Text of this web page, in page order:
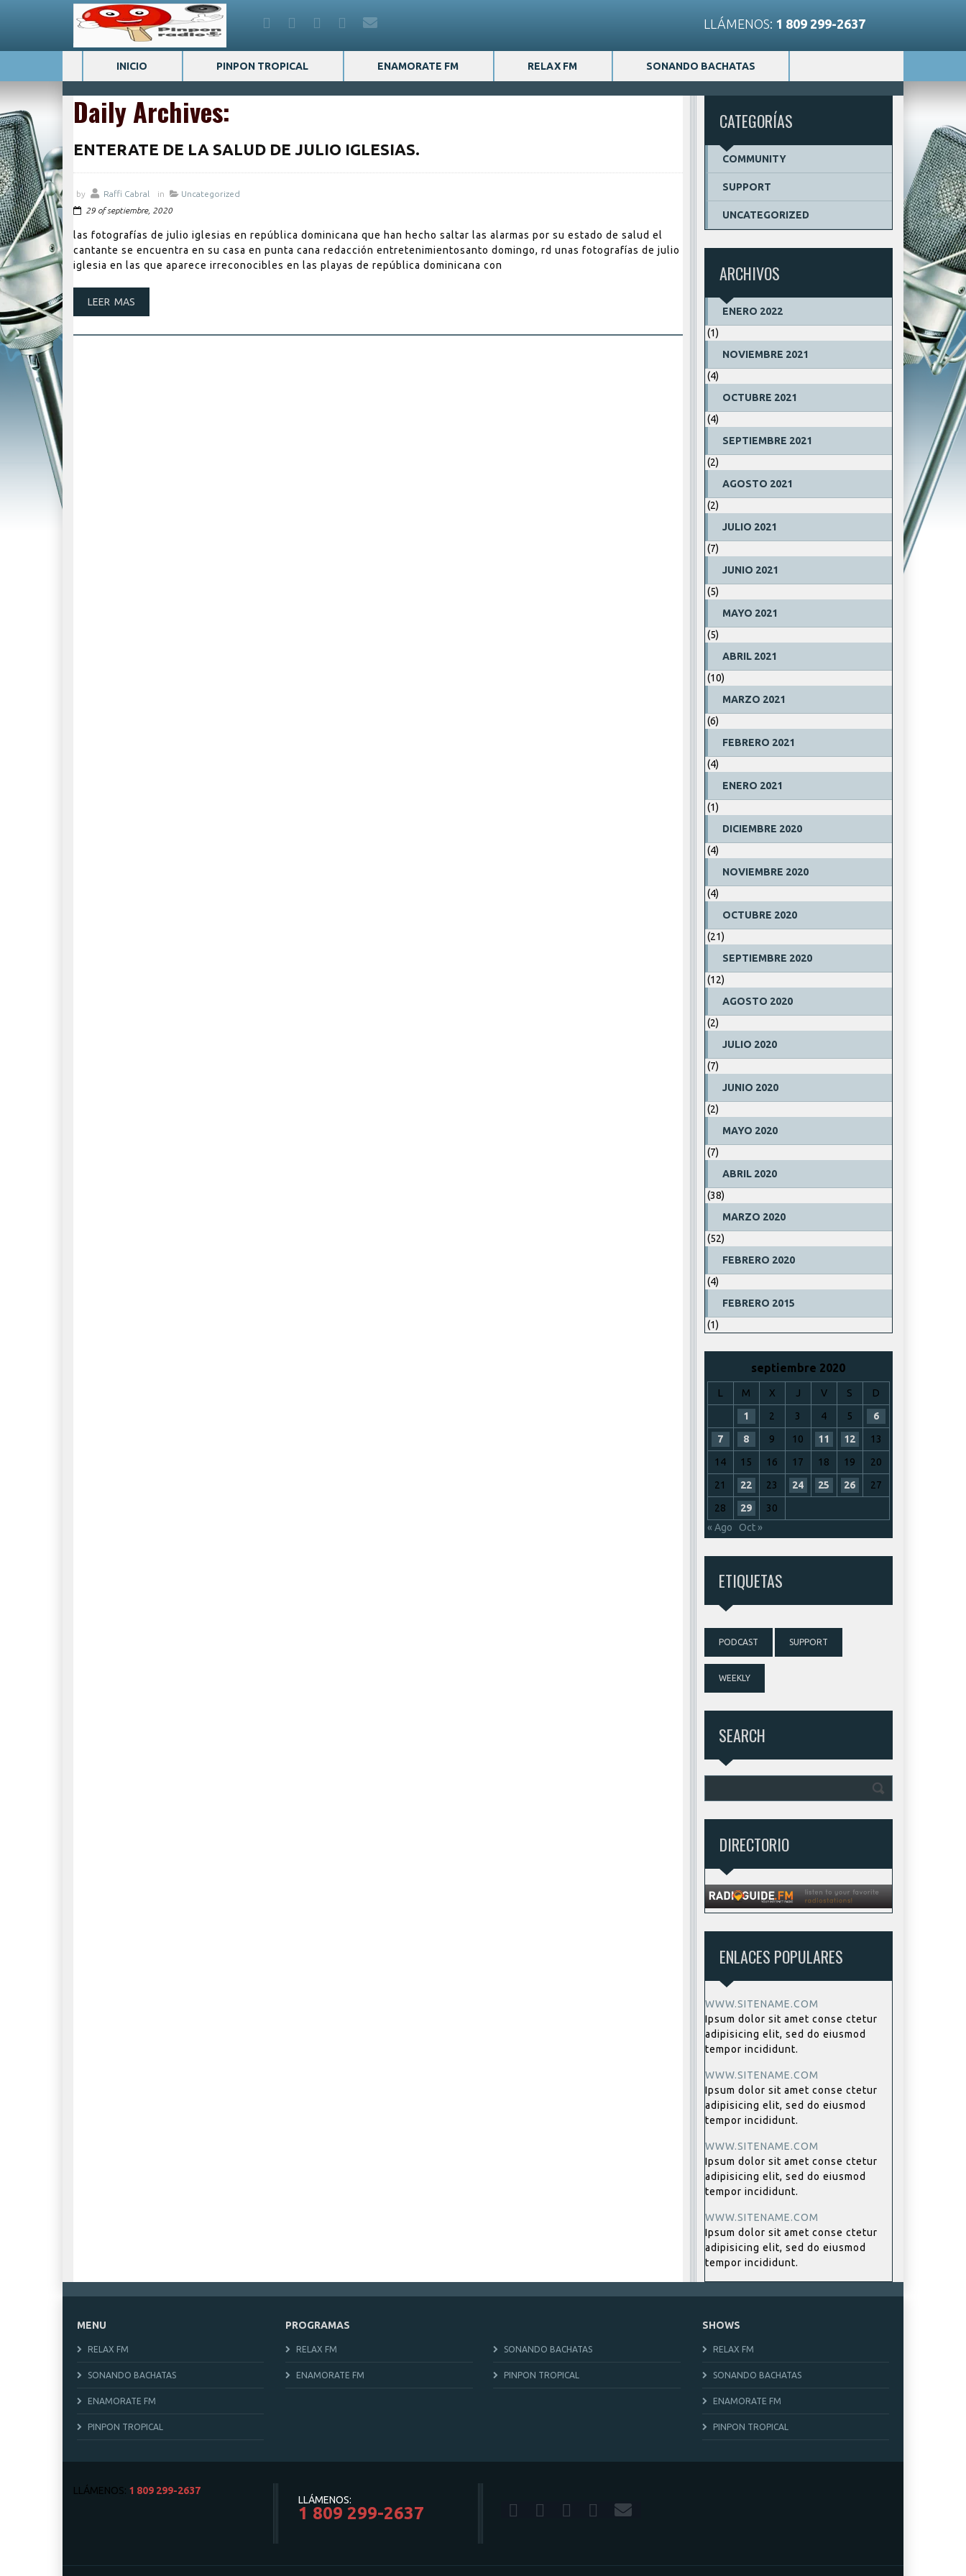
LLÁMENOS: 1 809 299-2637
INICIO PINPON TROPICAL ENAMORATE FM RELAX FM SONANDO BACHATAS
Daily Archives:
ENTERATE DE LA SALUD DE JULIO IGLESIAS.
by Raffi Cabral in
Uncategorized
29 of septiembre, 2020
las fotografías de julio iglesias en república dominicana que han hecho saltar las alarmas por su estado de salud el
cantante se encuentra en su casa en punta cana redacción entretenimientosanto domingo, rd unas fotografías de julio
iglesia en las que aparece irreconocibles en las playas de república dominicana con
LEER MAS
CATEGORÍAS
COMMUNITY
SUPPORT
UNCATEGORIZED
ARCHIVOS
ENERO 2022
(1)
NOVIEMBRE 2021
(4)
OCTUBRE 2021
(4)
SEPTIEMBRE 2021
(2)
AGOSTO 2021
(2)
JULIO 2021
(7)
JUNIO 2021
(5)
MAYO 2021
(5)
ABRIL 2021
(10)
MARZO 2021
(6)
FEBRERO 2021
(4)
ENERO 2021
(1)
DICIEMBRE 2020
(4)
NOVIEMBRE 2020
(4)
OCTUBRE 2020
(21)
SEPTIEMBRE 2020
(12)
AGOSTO 2020
(2)
JULIO 2020
(7)
JUNIO 2020
(2)
MAYO 2020
(7)
ABRIL 2020
(38)
MARZO 2020
(52)
FEBRERO 2020
(4)
FEBRERO 2015
(1)
septiembre 2020
L M X J V S
D
1
2 3 4 5
6
7
8 9 10 11 12
13
14
15 16 17 18 19
20
21
22 23 24 25 26
27
28
29
30
« Ago
Oct »
ETIQUETAS
PODCAST SUPPORT
WEEKLY
SEARCH
DIRECTORIO
ENLACES POPULARES
WWW.SITENAME.COM
Ipsum dolor sit amet conse ctetur
adipisicing elit, sed do eiusmod
tempor incididunt.
WWW.SITENAME.COM
Ipsum dolor sit amet conse ctetur
adipisicing elit, sed do eiusmod
tempor incididunt.
WWW.SITENAME.COM
Ipsum dolor sit amet conse ctetur
adipisicing elit, sed do eiusmod
tempor incididunt.
WWW.SITENAME.COM
Ipsum dolor sit amet conse ctetur
adipisicing elit, sed do eiusmod
tempor incididunt.
MENU
RELAX FM
SONANDO BACHATAS
ENAMORATE FM
PINPON TROPICAL
PROGRAMAS
RELAX FM SONANDO BACHATAS
ENAMORATE FM PINPON TROPICAL
SHOWS
RELAX FM
SONANDO BACHATAS
ENAMORATE FM
PINPON TROPICAL
LLÁMENOS: 1 809 299-2637
LLÁMENOS:
1 809 299-2637